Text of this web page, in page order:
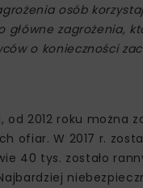
osób
główne zagrożenia,
o konieczności
od 2012 roku
ofiar. W 2017 r.
40 tys. zostało